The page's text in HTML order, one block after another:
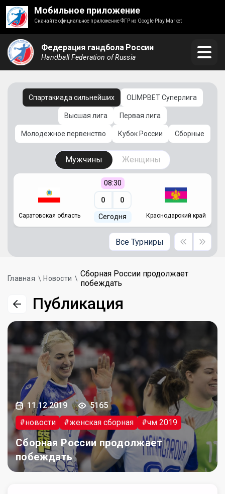
Мобильное приложение
Скачайте официальное приложение ФГР из Google Play Market
Федерация гандбола России
Handball Federation of Russia
Спартакиада сильнейших OLIMPBET Суперлига
Высшая лига Первая лига
Молодежное первенство Кубок России Сборные
Мужчины Женщины
Саратовская область
08:30
0 0
Сегодня Краснодарский край
Все Турниры
Главная Новости
Сборная России продолжает
побеждать
Публикация
11.12.2019
5165
#новости
#женская сборная #чм 2019
Сборная России продолжает
побеждать